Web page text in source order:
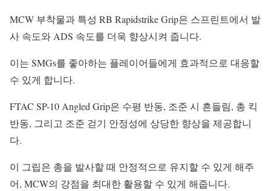
MCW 부착물과 특성 RB Rapidstrike Grip은 스프린트에서 발
사 속도와 ADS 속도를 더욱 향상시켜 줍니다.
이는 SMGs를 좋아하는 플레이어들에게 효과적으로 대응할
수 있게 합니다.
FTAC SP-10 Angled Grip은 수평 반동, 조준 시 흔들림, 총 킥
반동, 그리고 조준 걷기 안정성에 상당한 향상을 제공합니
다.
이 그립은 총을 발사할 때 안정적으로 유지할 수 있게 해주
어, MCW의 강점을 최대한 활용할 수 있게 해줍니다.